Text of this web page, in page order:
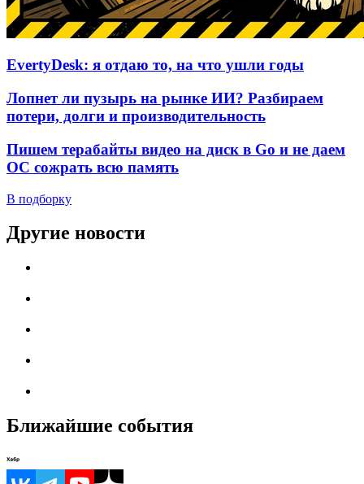
EvertyDesk: я отдаю то, на что ушли годы
Лопнет ли пузырь на рынке ИИ? Разбираем
потери, долги и производительность
Пишем терабайты видео на диск в Go и не даем
ОС сожрать всю память
В подборку
Другие новости
Ближайшие события